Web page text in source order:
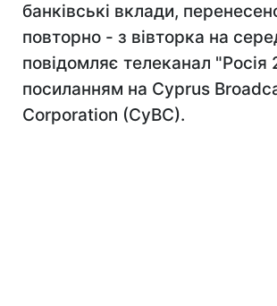
банківські вклади,
повторно - з вівторка на
повідомляє телеканал "Росія
посиланням на Cyprus
Corporation (CyBC).